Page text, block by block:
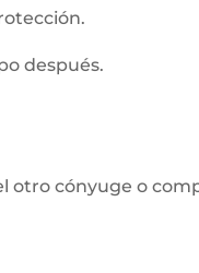
después.
otro cónyuge o